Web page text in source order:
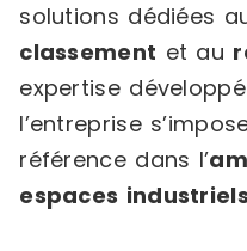
solutions dédiées
classement et au
expertise
l’entreprise
référence dans l’
espaces